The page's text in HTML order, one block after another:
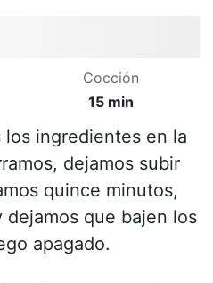
Cocción
15 min
los ingredientes en la
dejamos subir
quince minutos,
dejamos que bajen los
apagado.